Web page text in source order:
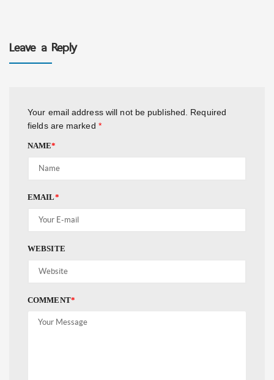
Leave a Reply
Your email address will not be published.
Required
fields are marked *
NAME*
EMAIL*
WEBSITE
COMMENT*